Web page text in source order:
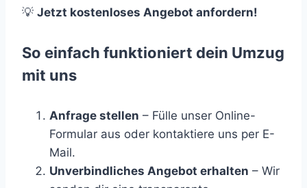
💡 Jetzt kostenloses Angebot anfordern!
So einfach funktioniert dein Umzug
mit uns
Anfrage stellen – Fülle unser Online-
Formular aus oder kontaktiere uns per E-
Mail.
Unverbindliches Angebot erhalten – Wir